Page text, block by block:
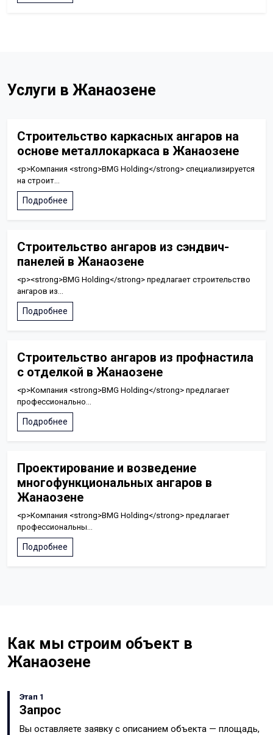
Услуги в Жанаозене
Строительство каркасных ангаров на
основе металлокаркаса в Жанаозене
<p>Компания <strong>BMG Holding</strong> специализируется
на строит...
Подробнее
Строительство ангаров из сэндвич-
панелей в Жанаозене
<p><strong>BMG Holding</strong> предлагает строительство
ангаров из...
Подробнее
Строительство ангаров из профнастила
с отделкой в Жанаозене
<p>Компания <strong>BMG Holding</strong> предлагает
профессионально...
Подробнее
Проектирование и возведение
многофункциональных ангаров в
Жанаозене
<p>Компания <strong>BMG Holding</strong> предлагает
профессиональны...
Подробнее
Как мы строим объект в
Жанаозене
Этап 1
Запрос
Вы оставляете заявку с описанием объекта — площадь,